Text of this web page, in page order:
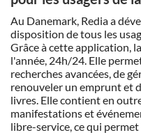
Au Danemark, Redia a
disposition de tous les
Grâce à cette application,
l'année, 24h/24. Elle
recherches avancées, de
renouveler un emprunt et
livres. Elle contient en
manifestations et
libre-service, ce qui